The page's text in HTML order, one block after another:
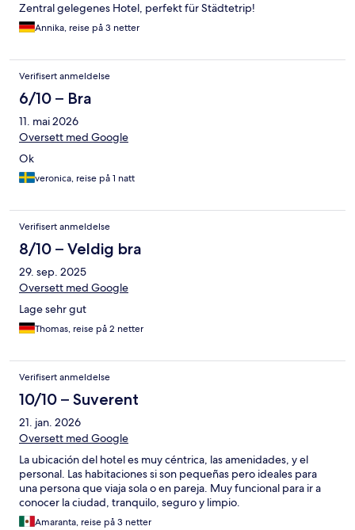
Zentral gelegenes Hotel, perfekt für Städtetrip!
Annika, reise på 3 netter
Verifisert anmeldelse
6/10 – Bra
11. mai 2026
Oversett med Google
Ok
veronica, reise på 1 natt
Verifisert anmeldelse
8/10 – Veldig bra
29. sep. 2025
Oversett med Google
Lage sehr gut
Thomas, reise på 2 netter
Verifisert anmeldelse
10/10 – Suverent
21. jan. 2026
Oversett med Google
La ubicación del hotel es muy céntrica, las amenidades, y el
personal. Las habitaciones si son pequeñas pero ideales para
una persona que viaja sola o en pareja. Muy funcional para ir a
conocer la ciudad, tranquilo, seguro y limpio.
Amaranta, reise på 3 netter